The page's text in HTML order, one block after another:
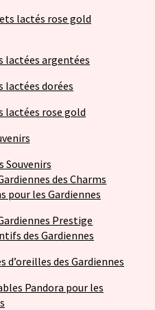
lactés rose gold
lactées argentées
lactées dorées
lactées rose gold
Souvenirs
des Charms
pour les Gardiennes
Prestige
des Gardiennes
d’oreilles des Gardiennes
Pandora pour les